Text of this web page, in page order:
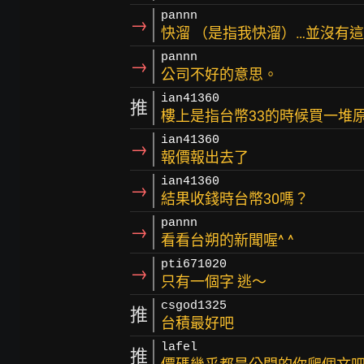
→ pannn
快溜 （是指我快溜）…並沒有
→ pannn
公司不好的意思。
推 ian41360
樓上是指台幣33的時候買一堆
→ ian41360
報價報出去了
→ ian41360
結果收錢時台幣30嗎？
→ pannn
看看台朔的新聞喔^ ^
→ pti671020
只有一個字 逃～
推 csgod1325
台積最好吧
推 lafel